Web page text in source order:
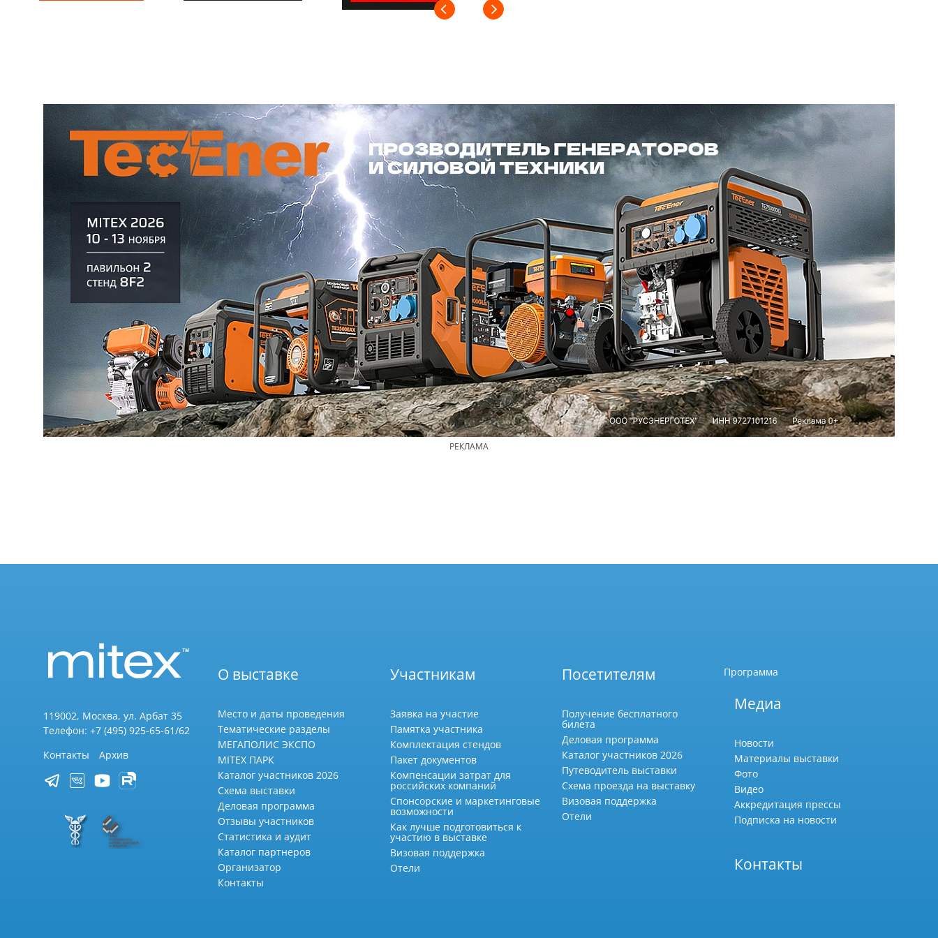
РЕКЛАМА
119002, Москва, ул. Арбат 35
Телефон: +7 (495) 925-65-61/62
Контакты
Архив
О выставке
Место и даты проведения
Тематические разделы
МЕГАПОЛИС ЭКСПО
MITEX ПАРК
Каталог участников 2026
Схема выставки
Деловая программа
Отзывы участников
Статистика и аудит
Каталог партнеров
Организатор
Контакты
Участникам
Заявка на участие
Памятка участника
Комплектация стендов
Пакет документов
Компенсации затрат для
российских компаний
Спонсорские и маркетинговые
возможности
Как лучше подготовиться к
участию в выставке
Визовая поддержка
Отели
Посетителям
Получение бесплатного
билета
Деловая программа
Каталог участников 2026
Путеводитель выставки
Схема проезда на выставку
Визовая поддержка
Отели
Программа
Медиа
Новости
Материалы выставки
Фото
Видео
Аккредитация прессы
Подписка на новости
Контакты